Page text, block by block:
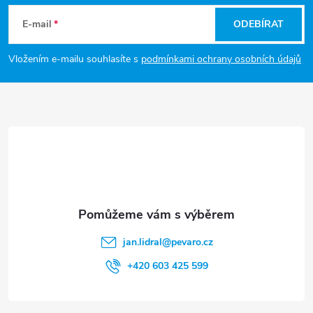
v
p
a
E-mail
Vložením e-mailu souhlasíte s podmínkami ochrany osobních údajů
ODEBÍRAT
jan.lidral@pevaro.cz
+420 603 425 599